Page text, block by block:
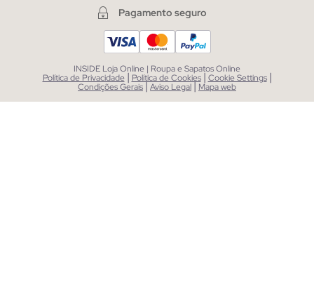
Pagamento seguro
INSIDE Loja Online | Roupa e Sapatos Online
Política de Privacidade | Política de Cookies | Cookie Settings |
Condições Gerais|Aviso Legal| Mapa web